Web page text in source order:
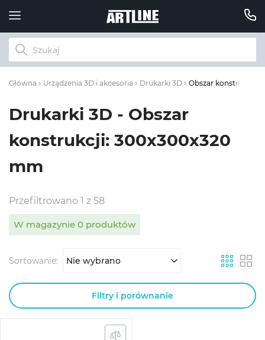
Główna Urządzenia 3D i akcesoria Drukarki 3D Obszar konstrukcji:
Drukarki 3D - Obszar
konstrukcji: 300x300x320
mm
Przefiltrowano 1 z 58
W magazynie 0 produktów
Sortowanie: Nie wybrano
Filtry i porównanie